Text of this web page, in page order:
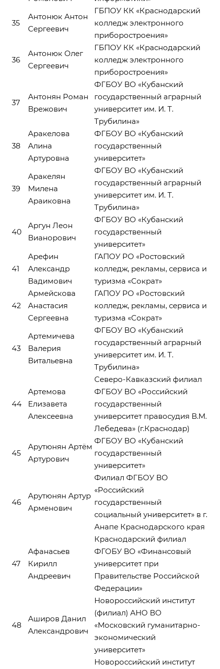
35
Антонюк Антон
Сергеевич
ГБПОУ КК «Краснодарский
колледж электронного
приборостроения»
36
Антонюк Олег
Сергеевич
ГБПОУ КК «Краснодарский
колледж электронного
приборостроения»
37
Антонян Роман
Врежович
ФГБОУ ВО «Кубанский
государственный аграрный
университет им. И. Т.
Трубилина»
38
Аракелова
Алина
Артуровна
ФГБОУ ВО «Кубанский
государственный
университет»
39
Аракелян
Милена
Араиковна
ФГБОУ ВО «Кубанский
государственный аграрный
университет им. И. Т.
Трубилина»
40
Аргун Леон
Вианорович
ФГБОУ ВО «Кубанский
государственный
университет»
41
Арефин
Александр
Вадимович
ГАПОУ РО «Ростовский
колледж, рекламы, сервиса и
туризма «Сократ»
42
Армейскова
Анастасия
Сергеевна
ГАПОУ РО «Ростовский
колледж, рекламы, сервиса и
туризма «Сократ»
43
Артемичева
Валерия
Витальевна
ФГБОУ ВО «Кубанский
государственный аграрный
университет им. И. Т.
Трубилина»
44
Артемова
Елизавета
Алексеевна
Северо-Кавказский филиал
ФГБОУ ВО «Российский
государственный
университет правосудия В.М.
Лебедева» (г.Краснодар)
45
Арутюнян Артём
Артурович
ФГБОУ ВО «Кубанский
государственный
университет»
46
Арутюнян Артур
Арменович
Филиал ФГБОУ ВО
«Российский
государственный
социальный университет» в г.
Анапе Краснодарского края
47
Афанасьев
Кирилл
Андреевич
Краснодарский филиал
ФГОБУ ВО «Финансовый
университет при
Правительстве Российской
Федерации»
48
Аширов Данил
Александрович
Новороссийский институт
(филиал) АНО ВО
«Московский гуманитарно-
экономический
университет»
Новороссийский институт